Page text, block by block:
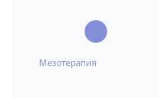
Мезотерапия